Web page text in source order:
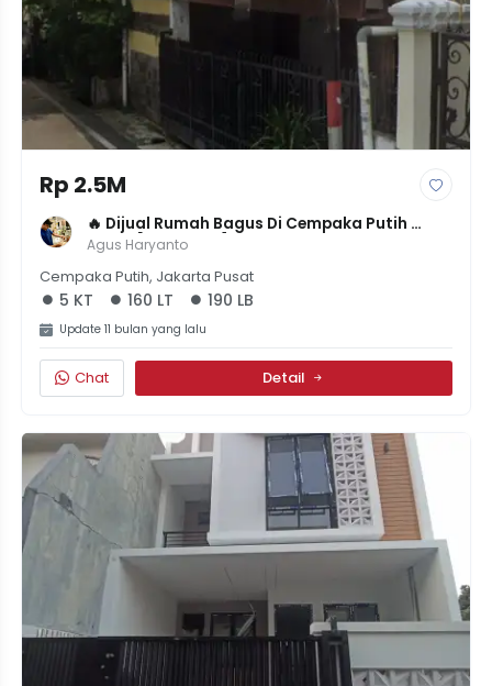
Rp 2.5M
🔥 Dijual Rumah Bagus Di Cempaka Putih
Timur [5 KT, 3 KM] - Luas Tanah 160m², SHM &
IMB - Rp 2,5M
Agus Haryanto
Cempaka Putih, Jakarta Pusat
5 KT 160 LT 190 LB
Update 11 bulan yang lalu
Chat Detail